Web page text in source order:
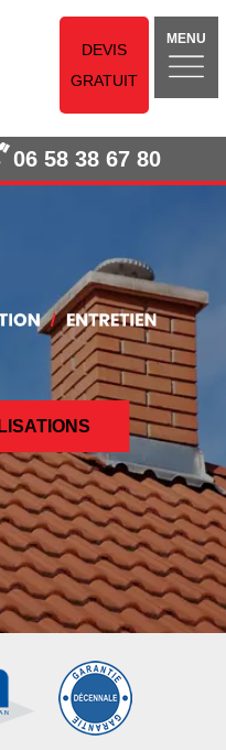
DEVIS
GRATUIT
MENU
06 58 38 67 80